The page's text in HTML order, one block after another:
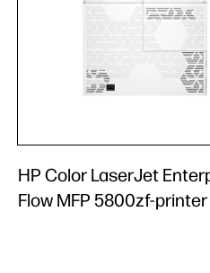
HP Color LaserJet
Flow MFP 5800zf-printer